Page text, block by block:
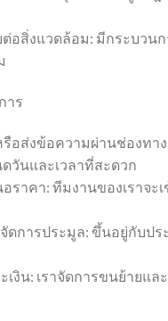
อสิ่งแวดล้อม: มีกระบวนก
าร
รือส่งข้อความผ่านช่องทา
วันและเวลาที่สะดวก
อราคา: ทีมงานของเราจะ
ดการประมูล: ขึ้นอยู่กับปร
เงิน: เราจัดการขนย้ายแล